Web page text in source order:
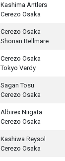
Kashima Antlers
Cerezo Osaka
Cerezo Osaka
Shonan Bellmare
Cerezo Osaka
Tokyo Verdy
Sagan Tosu
Cerezo Osaka
Albirex Niigata
Cerezo Osaka
Kashiwa Reysol
Cerezo Osaka